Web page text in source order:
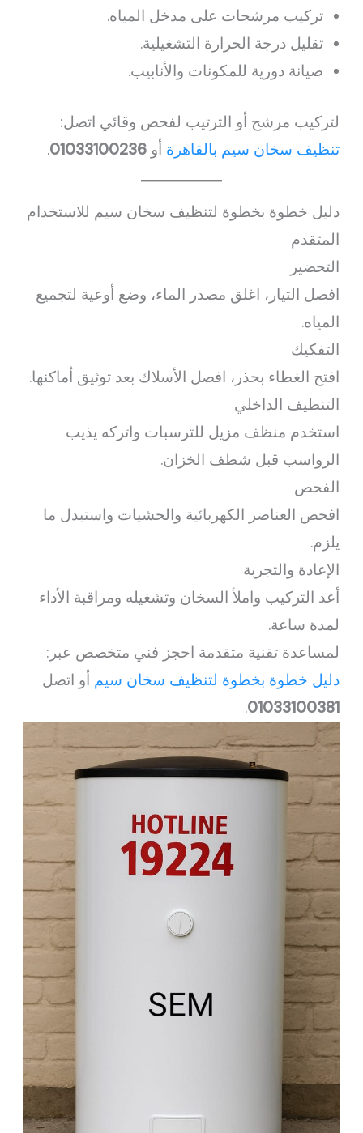
تركيب مرشحات على مدخل المياه.
تقليل درجة الحرارة التشغيلية.
صيانة دورية للمكونات والأنابيب.
لتركيب مرشح أو الترتيب لفحص وقائي اتصل:
تنظيف سخان سيم بالقاهرة أو01033100236
.
دليل خطوة بخطوة لتنظيف سخان سيم للاستخدام
المتقدم
التحضير
افصل التيار، اغلق مصدر الماء، وضع أوعية لتجميع
المياه.
التفكيك
افتح الغطاء بحذر، افصل الأسلاك بعد توثيق أماكنها.
التنظيف الداخلي
استخدم منظف مزيل للترسبات واتركه يذيب
الرواسب قبل شطف الخزان.
الفحص
افحص العناصر الكهربائية والحشيات واستبدل ما
يلزم.
الإعادة والتجربة
أعد التركيب واملأ السخان وتشغيله ومراقبة الأداء
لمدة ساعة.
لمساعدة تقنية متقدمة احجز فني متخصص عبر:
دليل خطوة بخطوة لتنظيف سخان سيم أو اتصل
01033100381
.